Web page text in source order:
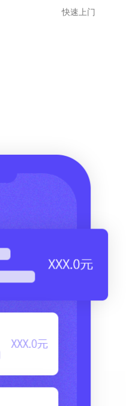
快速上门